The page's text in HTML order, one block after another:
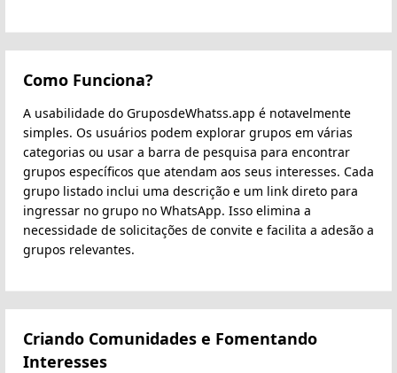
Como Funciona?
A usabilidade do GruposdeWhatss.app é notavelmente
simples. Os usuários podem explorar grupos em várias
categorias ou usar a barra de pesquisa para encontrar
grupos específicos que atendam aos seus interesses. Cada
grupo listado inclui uma descrição e um link direto para
ingressar no grupo no WhatsApp. Isso elimina a
necessidade de solicitações de convite e facilita a adesão a
grupos relevantes.
Criando Comunidades e Fomentando
Interesses